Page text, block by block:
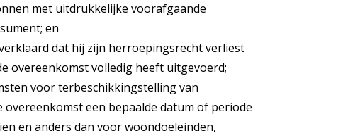
met uitdrukkelijke voorafgaande
en
dat hij zijn herroepingsrecht verliest
overeenkomst volledig heeft uitgevoerd;
voor terbeschikkingstelling van
overeenkomst een bepaalde datum of periode
en anders dan voor woondoeleinden,